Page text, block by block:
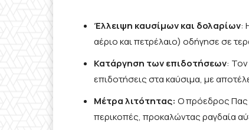
Έλλειψη καυσίμων και δολαρίων:
αέριο και πετρέλαιο) οδήγησε σε
Κατάργηση των επιδοτήσεων: Τον
επιδοτήσεις στα καύσιμα, με
Μέτρα λιτότητας: Ο πρόεδρος Πας
περικοπές, προκαλώντας ραγδαία